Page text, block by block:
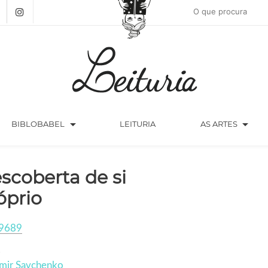
BIBLOBABEL arrow_drop_down LEITURIA AS ARTES arrow_drop_down
de si
Savchenko